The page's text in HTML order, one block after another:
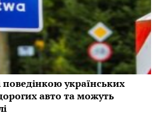
українських
авто та можуть